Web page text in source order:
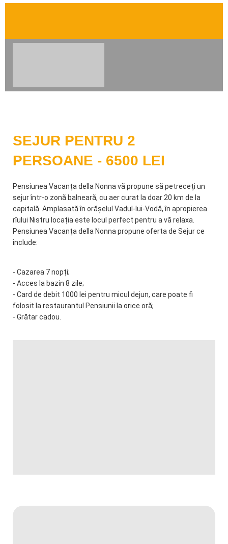
SEJUR PENTRU 2
PERSOANE - 6500 LEI
Pensiunea Vacanța della Nonna vă propune să petreceți un
sejur într-o zonă balneară, cu aer curat la doar 20 km de la
capitală. Amplasată în orășelul Vadul-lui-Vodă, în apropierea
rîului Nistru locația este locul perfect pentru a vă relaxa.
Pensiunea Vacanța della Nonna propune oferta de Sejur ce
include:
- Cazarea 7 nopți;
- Acces la bazin 8 zile;
- Card de debit 1000 lei pentru micul dejun, care poate fi
folosit la restaurantul Pensiunii la orice oră;
- Grătar cadou.